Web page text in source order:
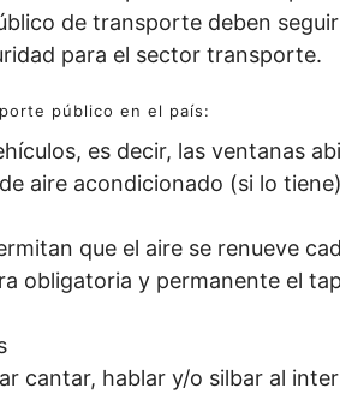
de transporte deben
para el sector transporte.
público en el país:
es decir, las ventanas
aire acondicionado (si lo
que el aire se renueve
obligatoria y permanente el
cantar, hablar y/o silbar al